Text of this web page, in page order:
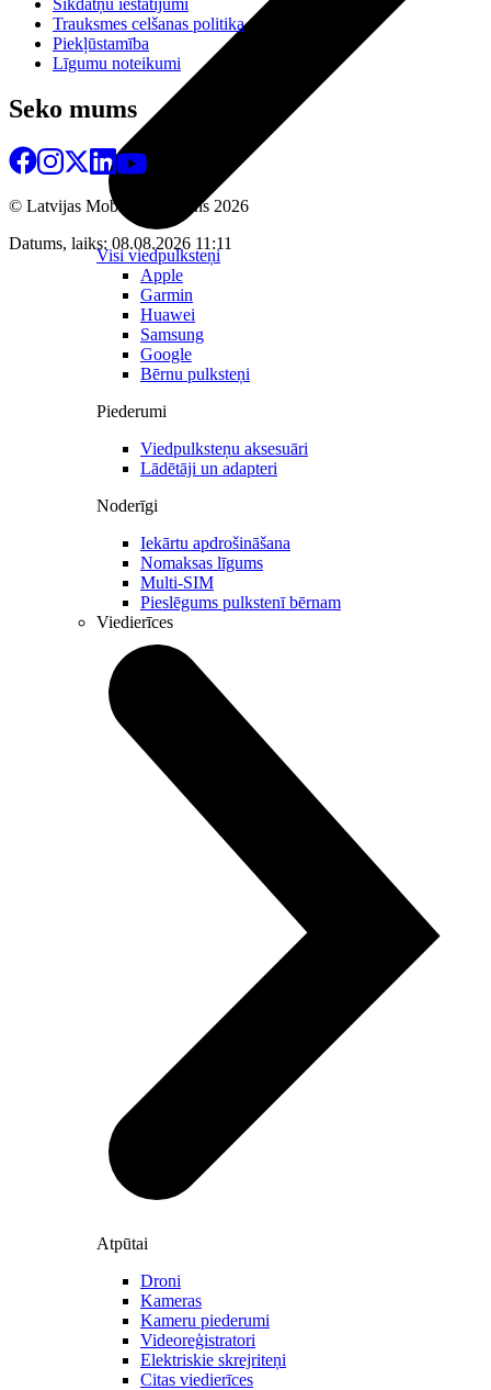
Visi viedpulksteņi
Apple
Garmin
Huawei
Samsung
Google
Bērnu pulksteņi
Piederumi
Viedpulksteņu aksesuāri
Lādētāji un adapteri
Noderīgi
Iekārtu apdrošināšana
Nomaksas līgums
Multi-SIM
Pieslēgums pulkstenī bērnam
Viedierīces
Atpūtai
Droni
Kameras
Kameru piederumi
Videoreģistratori
Elektriskie skrejriteņi
Citas viedierīces
Trauksmes celšanas politika
Piekļūstamība
Līgumu noteikumi
Seko mums
© Latvijas Mobilais Telefons 2026
Datums, laiks: 08.08.2026 11:11